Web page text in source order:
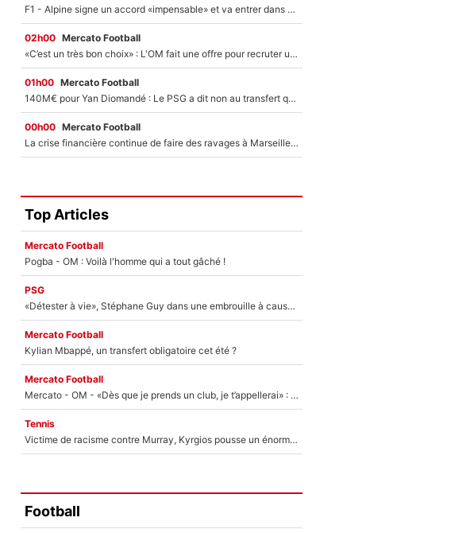
F1 - Alpine signe un accord «impensable» et va entrer dans une nouvelle dimension : Grande nouvelle pour Pierre Gasly !
02h00 Mercato Football
«C’est un très bon choix» : L'OM fait une offre pour recruter un ancien joueur du PSG... et c'est validé dans l'After Foot !
01h00 Mercato Football
140M€ pour Yan Diomandé : Le PSG a dit non au transfert qui bat tous les records sur le mercato
00h00 Mercato Football
La crise financière continue de faire des ravages à Marseille : L’OM a placé 12 joueurs sur le marché des transferts… et ça pourrait lui rapporter près de 100M€ !
Top Articles
Mercato Football
Pogba - OM : Voilà l'homme qui a tout gâché !
PSG
«Détester à vie», Stéphane Guy dans une embrouille à cause du PSG !
Mercato Football
Kylian Mbappé, un transfert obligatoire cet été ?
Mercato Football
Mercato - OM - «Dès que je prends un club, je t’appellerai» : La promesse de Marcelino au moment de claquer la porte
Tennis
Victime de racisme contre Murray, Kyrgios pousse un énorme coup de gueule !
Football